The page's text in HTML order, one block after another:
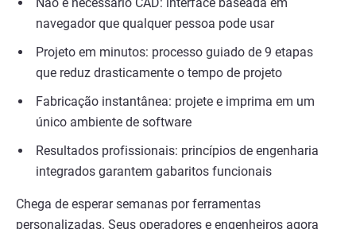
navegador que qualquer pessoa pode usar
Projeto em minutos: processo guiado de 9 etapas
que reduz drasticamente o tempo de projeto
Fabricação instantânea: projete e imprima em um
único ambiente de software
Resultados profissionais: princípios de engenharia
integrados garantem gabaritos funcionais
Chega de esperar semanas por ferramentas
personalizadas. Seus operadores e engenheiros agora